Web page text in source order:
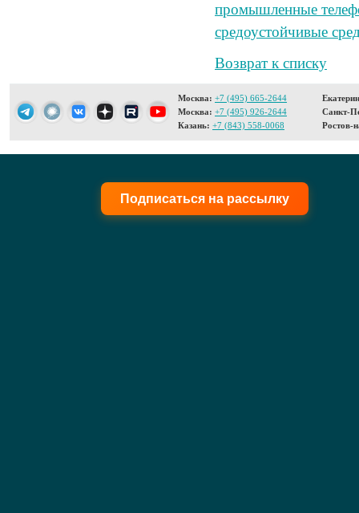
промышленные
средоустойчивые
Возврат к списку
Москва: +7 (495) 665-2644
Москва: +7 (495) 926-2644
Казань: +7 (843) 558-0068
Санкт-
Ростов-
Подписаться на рассылку